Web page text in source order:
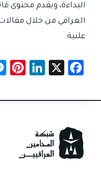
البداءة، ويقدم محتوى
العراقي من خلال
علنية.
Fa
e
o
ok
X
Li
e